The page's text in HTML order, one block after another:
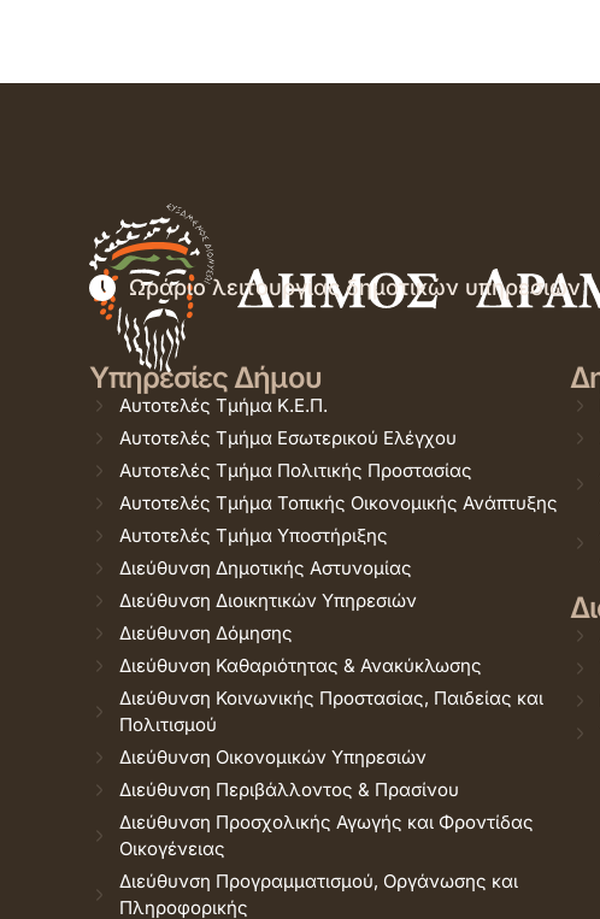
Ωράριο λειτουργίας δημοτικών υπηρεσιών
Υπηρεσίες Δήμου
Αυτοτελές Τμήμα Κ.Ε.Π.
Αυτοτελές Τμήμα Εσωτερικού Ελέγχου
Αυτοτελές Τμήμα Πολιτικής Προστασίας
Αυτοτελές Τμήμα Τοπικής Οικονομικής Ανάπτυξης
Αυτοτελές Τμήμα Υποστήριξης
Διεύθυνση Δημοτικής Αστυνομίας
Διεύθυνση Διοικητικών Υπηρεσιών
Διεύθυνση Δόμησης
Διεύθυνση Καθαριότητας & Ανακύκλωσης
Διεύθυνση Κοινωνικής Προστασίας, Παιδείας και
Πολιτισμού
Διεύθυνση Οικονομικών Υπηρεσιών
Διεύθυνση Περιβάλλοντος & Πρασίνου
Διεύθυνση Προσχολικής Αγωγής και Φροντίδας
Οικογένειας
Διεύθυνση Προγραμματισμού, Οργάνωσης και
Πληροφορικής